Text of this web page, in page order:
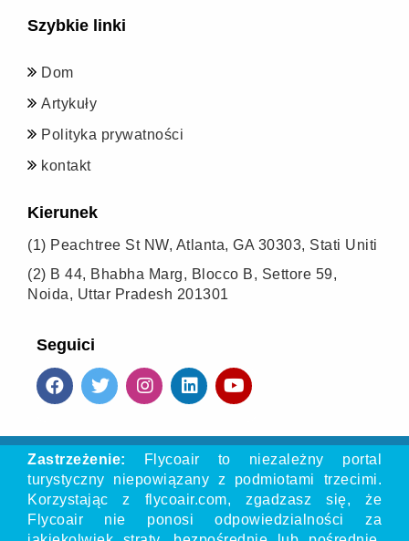
Szybkie linki
Dom
Artykuły
Polityka prywatności
kontakt
Kierunek
(1) Peachtree St NW, Atlanta, GA 30303, Stati Uniti
(2) B 44, Bhabha Marg, Blocco B, Settore 59,
Noida, Uttar Pradesh 201301
Seguici
Zastrzeżenie: Flycoair to niezależny portal
turystyczny niepowiązany z podmiotami trzecimi.
Korzystając z flycoair.com, zgadzasz się, że
Flycoair nie ponosi odpowiedzialności za